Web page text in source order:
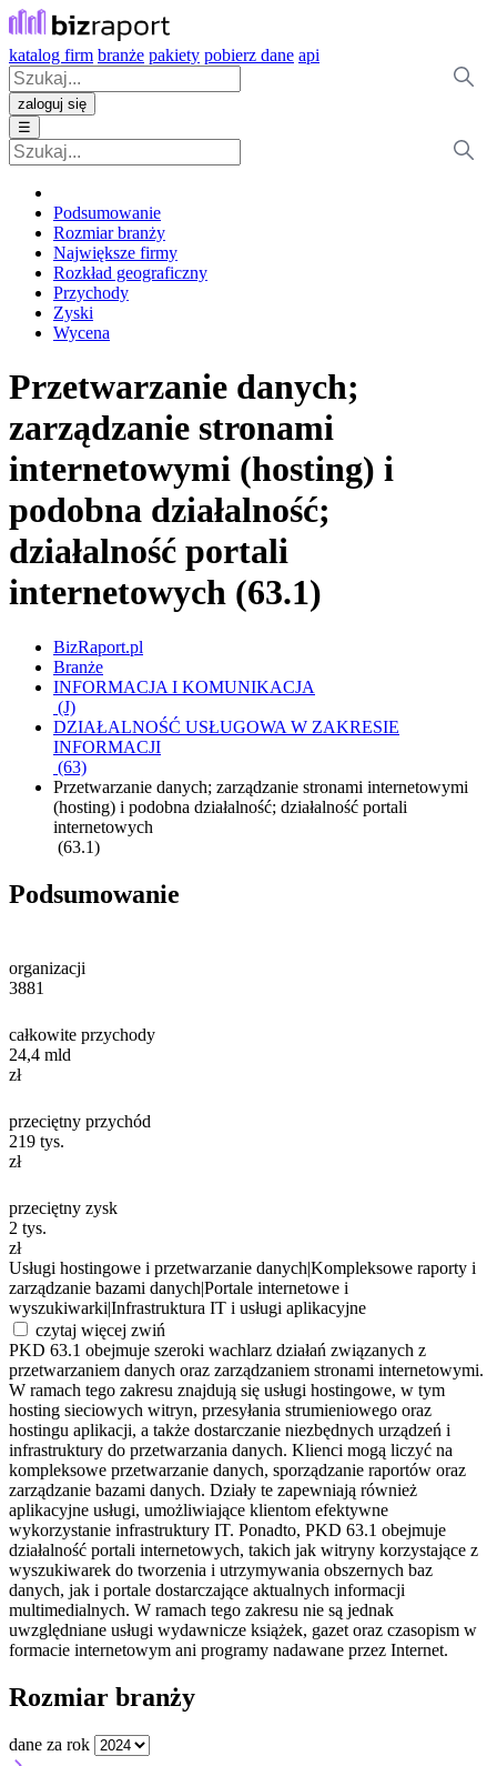
katalog firm branże pakiety pobierz dane api
zaloguj się
☰
Podsumowanie
Rozmiar branży
Największe firmy
Rozkład geograficzny
Przychody
Zyski
Wycena
Przetwarzanie danych;
zarządzanie stronami
internetowymi (hosting) i
podobna działalność;
działalność portali
internetowych (63.1)
BizRaport.pl
Branże
INFORMACJA I KOMUNIKACJA
(J)
DZIAŁALNOŚĆ USŁUGOWA W ZAKRESIE
INFORMACJI
(63)
Przetwarzanie danych; zarządzanie stronami internetowymi
(hosting) i podobna działalność; działalność portali
internetowych
(63.1)
Podsumowanie
organizacji
3881
całkowite przychody
24,4 mld
zł
przeciętny przychód
219 tys.
zł
przeciętny zysk
2 tys.
zł
Usługi hostingowe i przetwarzanie danychKompleksowe raporty i
zarządzanie bazami danychPortale internetowe i
wyszukiwarkiInfrastruktura IT i usługi aplikacyjne
czytaj więcej zwiń
PKD 63.1 obejmuje szeroki wachlarz działań związanych z
przetwarzaniem danych oraz zarządzaniem stronami internetowymi.
W ramach tego zakresu znajdują się usługi hostingowe, w tym
hosting sieciowych witryn, przesyłania strumieniowego oraz
hostingu aplikacji, a także dostarczanie niezbędnych urządzeń i
infrastruktury do przetwarzania danych. Klienci mogą liczyć na
kompleksowe przetwarzanie danych, sporządzanie raportów oraz
zarządzanie bazami danych. Działy te zapewniają również
aplikacyjne usługi, umożliwiające klientom efektywne
wykorzystanie infrastruktury IT. Ponadto, PKD 63.1 obejmuje
działalność portali internetowych, takich jak witryny korzystające z
wyszukiwarek do tworzenia i utrzymywania obszernych baz
danych, jak i portale dostarczające aktualnych informacji
multimedialnych. W ramach tego zakresu nie są jednak
uwzględniane usługi wydawnicze książek, gazet oraz czasopism w
formacie internetowym ani programy nadawane przez Internet.
Rozmiar branży
dane za rok